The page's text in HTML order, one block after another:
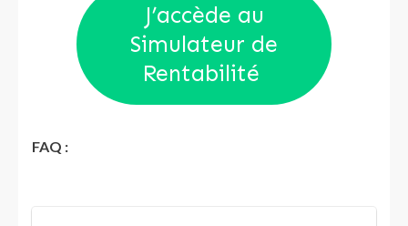
J’accède au
Simulateur de
Rentabilité
FAQ :